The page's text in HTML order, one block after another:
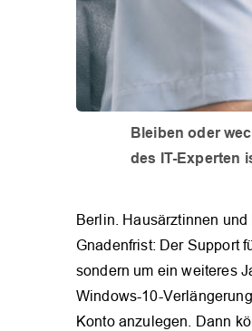
Bleiben oder
des IT-Experten
Berlin. Hausärztinnen
Gnadenfrist: Der Support
sondern um ein weiteres
Windows-10-
Konto anzulegen. Dann